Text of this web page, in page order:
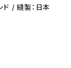
ド / 縫製：日本